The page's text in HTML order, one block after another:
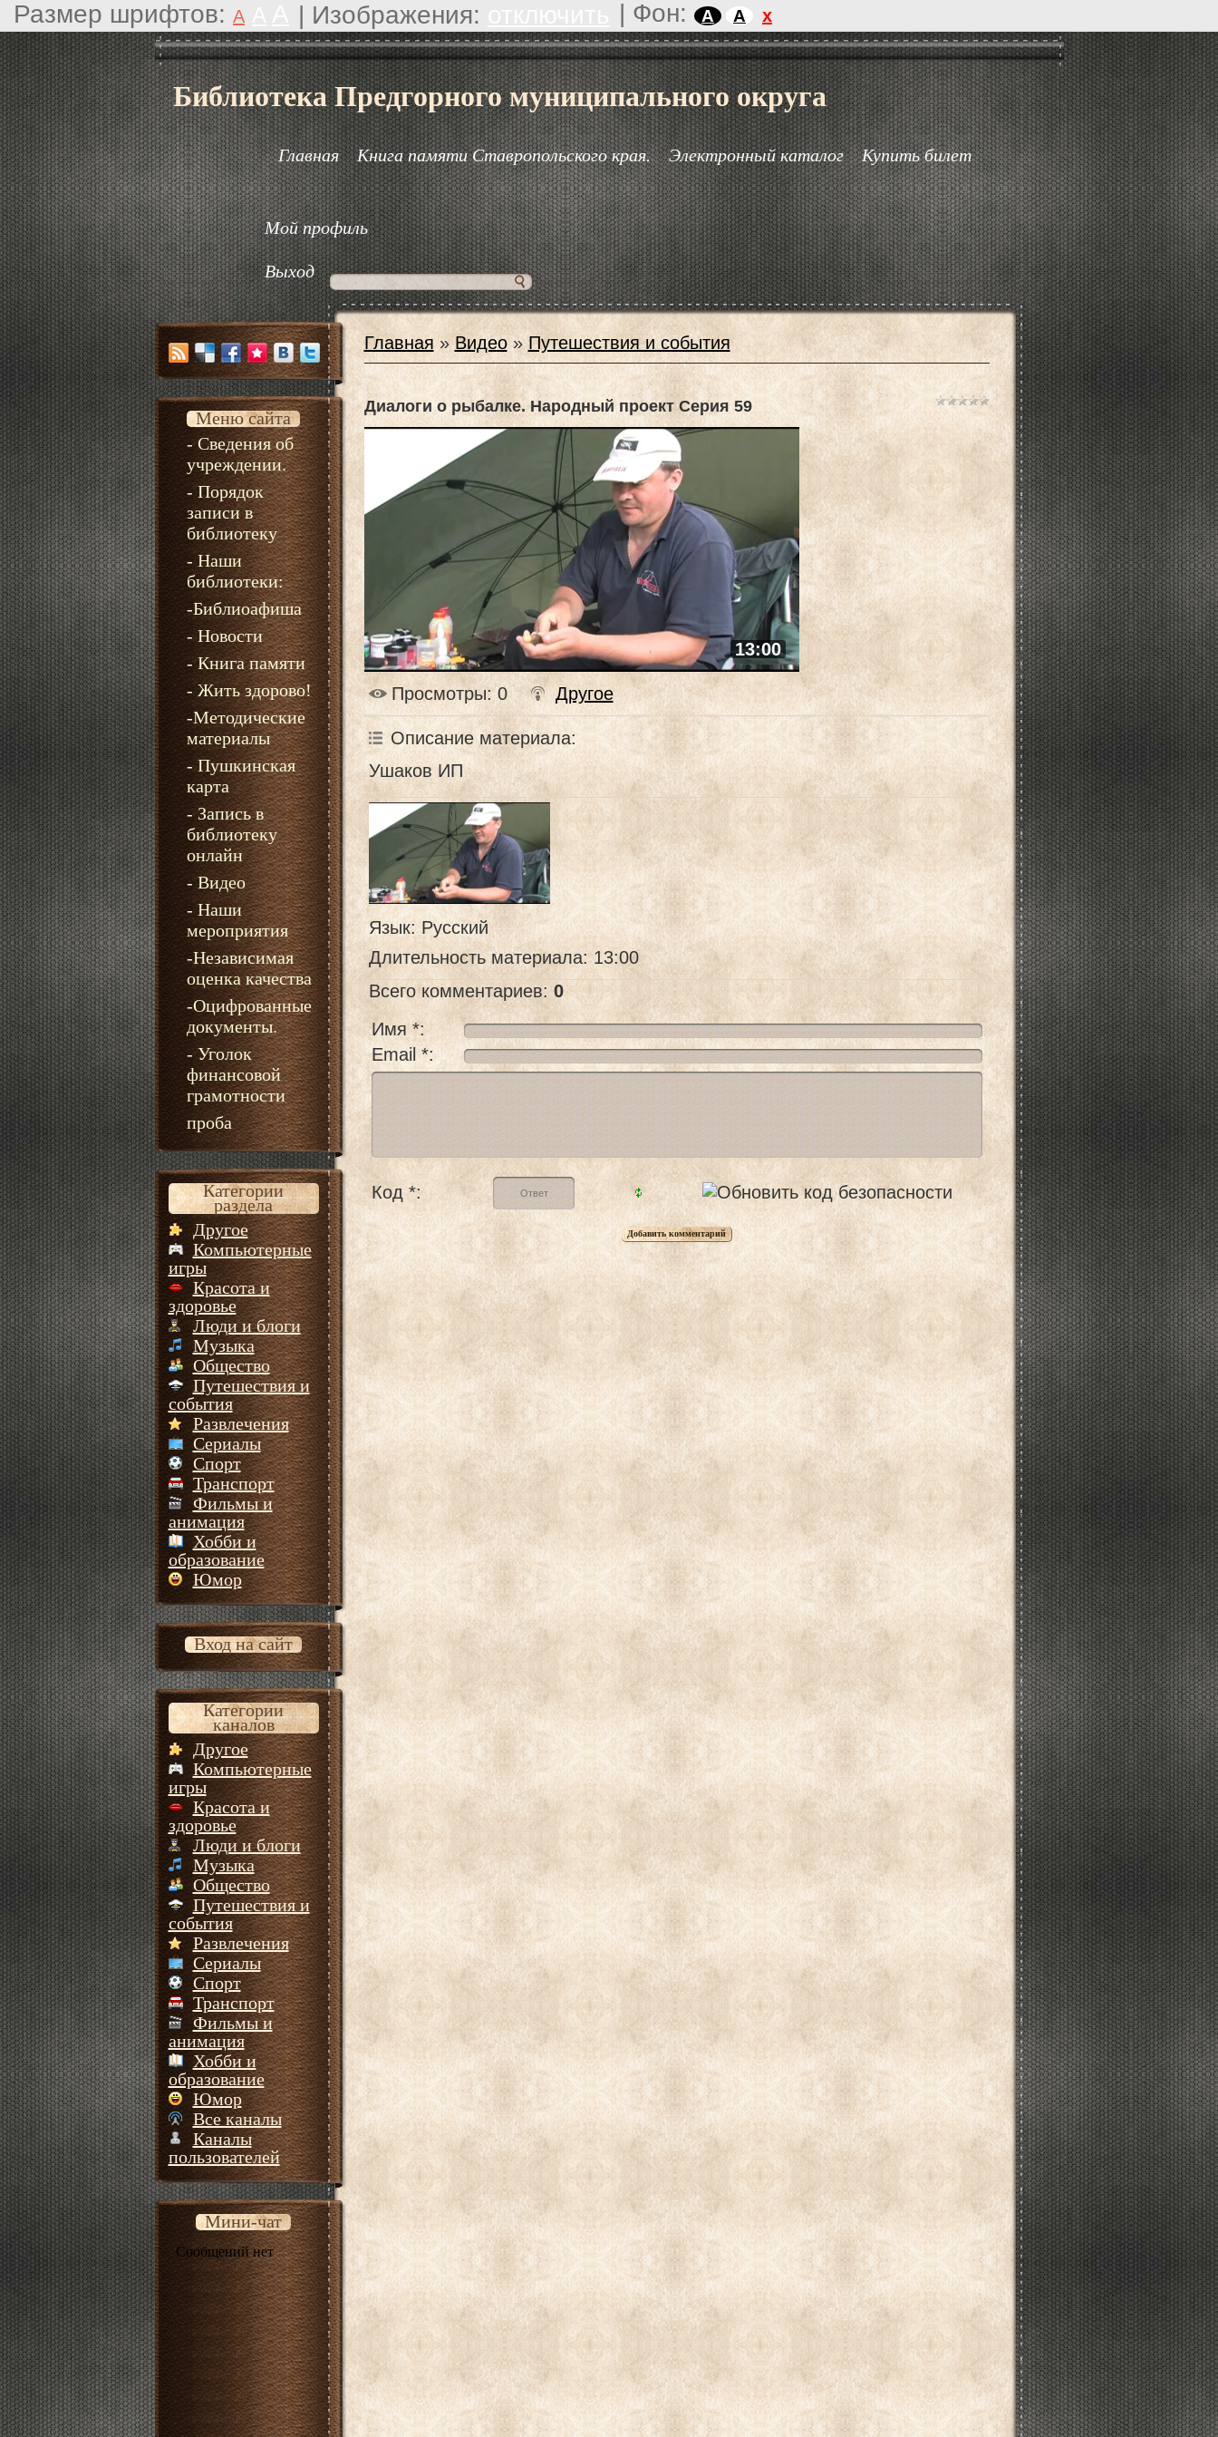
Размер шрифтов: A | Изображения: | Фон: A A x
Библиотека Предгорного муниципального округа
Главная Книга памяти Ставропольского края. Электронный каталог Купить билет
Мой профиль
Выход
Меню сайта
- Сведения об
учреждении.
- Порядок
записи в
библиотеку
- Наши
библиотеки:
-Библиоафиша
- Новости
- Книга памяти
- Жить здорово!
-Методические
материалы
- Пушкинская
карта
- Запись в
библиотеку
онлайн
- Видео
- Наши
мероприятия
-Независимая
оценка качества
-Оцифрованные
документы.
- Уголок
финансовой
грамотности
проба
Категории
раздела
Другое
Компьютерные
игры
Красота и
здоровье
Люди и блоги
Музыка
Общество
Путешествия и
события
Развлечения
Сериалы
Спорт
Транспорт
Фильмы и
анимация
Хобби и
образование
Юмор
Вход на сайт
Категории
каналов
Другое
Компьютерные
игры
Красота и
здоровье
Люди и блоги
Музыка
Общество
Путешествия и
события
Развлечения
Сериалы
Спорт
Транспорт
Фильмы и
анимация
Хобби и
образование
Юмор
Все каналы
Каналы
пользователей
Мини-чат
Главная »Видео» Путешествия и события
Диалоги о рыбалке. Народный проект Серия 59
13:00
Просмотры: 0 Другое
Описание материала:
Ушаков ИП
Язык: Русский
Длительность материала: 13:00
Всего комментариев: 0
Имя *:
Email *:
Код *: